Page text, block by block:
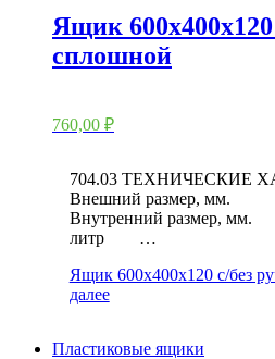
Ящик 600x400x120
сплошной
760,00 ₽
704.03 ТЕХНИЧЕСКИЕ
Внешний размер, мм.
Внутренний размер, мм.
литр …
Ящик 600x400x120 с/без
далее
Пластиковые ящики